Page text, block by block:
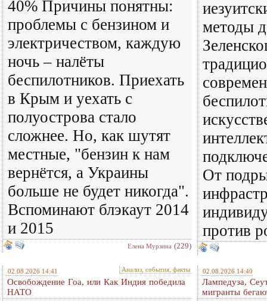
40% Причины понятны:
проблемы с бензином и
электричеством, каждую
ночь – налёты
беспилотников. Приехать
в Крым и уехать с
полуострова стало
сложнее. Но, как шутят
местные, "бензин к нам
вернётся, а Украины
больше не будет никогда".
Вспоминают блэкаут 2014
и 2015
Елена Мурзина (229)
методы
От
против
02.08.2026 14:41 Анализ, события, факты
Освобождение Гоа, или Как Индия победила
НАТО
02.08.2026 14:40
Лампедуза,
мигранты